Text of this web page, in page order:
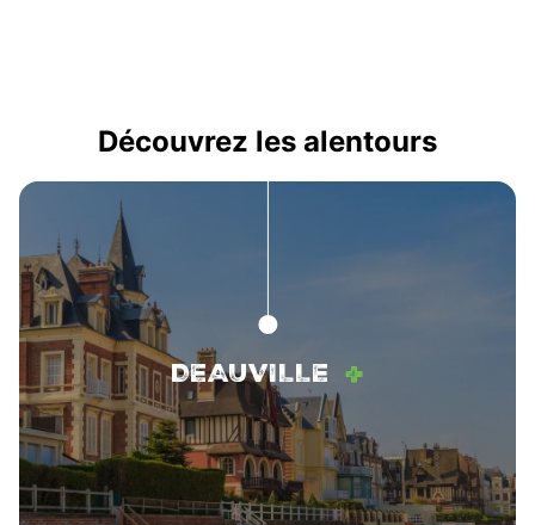
Découvrez les alentours
DEAUVILLE +